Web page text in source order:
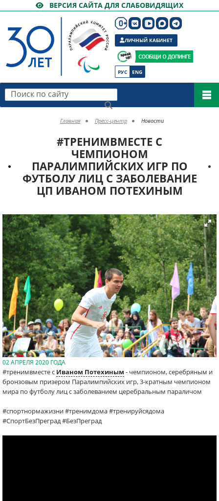
ВЕРСИЯ САЙТА ДЛЯ СЛАБОВИДЯЩИХ
РУС ENG
ЛИЧНЫЙ КАБИНЕТ
Поиск по сайту
Главная Пресс-центр Новости
#ТРЕНИМВМЕСТЕ С
ЧЕМПИОНОМ
ПАРАЛИМПИЙСКИХ ИГР ПО
ФУТБОЛУ ЛИЦ С ЗАБОЛЕВАНИЕ
ЦП ИВАНОМ ПОТЕХИНЫМ
02 АПРЕЛЯ 2020 ГОДА
#тренимвместе с Иваном Потехиным - чемпионом, серебряным и
бронзовым призером Паралимпийских игр, 3-кратным чемпионом
мира по футболу лиц с заболеванием церебральным параличом
#спортнормажизни #тренимдома #тренируйсядома
#СпортБезПреград #БезПреград